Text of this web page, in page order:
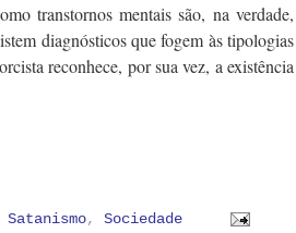
transtornos mentais são, na verdade,
diagnósticos que fogem às tipologias
reconhece, por sua vez, a existência
Satanismo,Sociedade